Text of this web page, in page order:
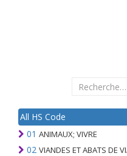
All HS Code
01 ANIMAUX; VIVRE
02 VIANDES ET ABATS DE